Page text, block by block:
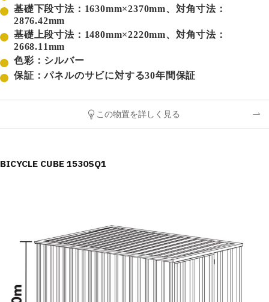
基礎下段寸法：1630mm×2370mm、対角寸法：
2876.42mm
基礎上段寸法：1480mm×2220mm、対角寸法：
2668.11mm
色彩：シルバー
保証：パネルのサビに対する30年間保証
この物置を詳しく見る
BICYCLE CUBE 1530SQ1